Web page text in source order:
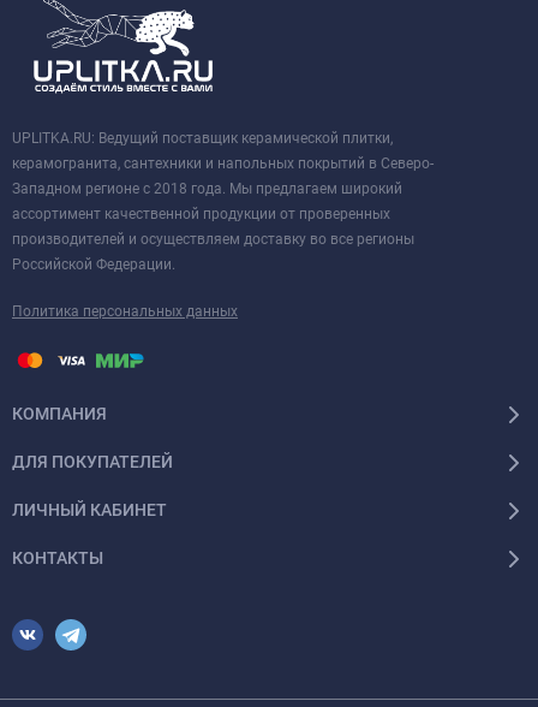
UPLITKA.RU: Ведущий поставщик керамической плитки,
керамогранита, сантехники и напольных покрытий в Северо-
Западном регионе с 2018 года. Мы предлагаем широкий
ассортимент качественной продукции от проверенных
производителей и осуществляем доставку во все регионы
Российской Федерации.
Политика персональных данных
КОМПАНИЯ
ДЛЯ ПОКУПАТЕЛЕЙ
ЛИЧНЫЙ КАБИНЕТ
КОНТАКТЫ